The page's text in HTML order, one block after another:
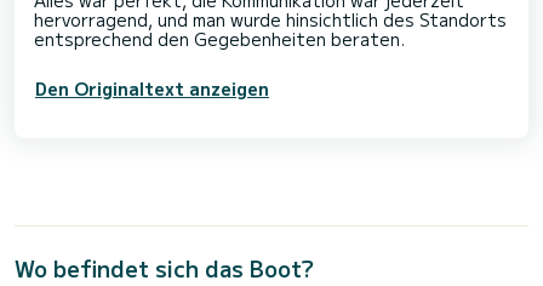
hervorragend, und man wurde hinsichtlich des Standorts
Den Originaltext anzeigen
Wo befindet sich das Boot?